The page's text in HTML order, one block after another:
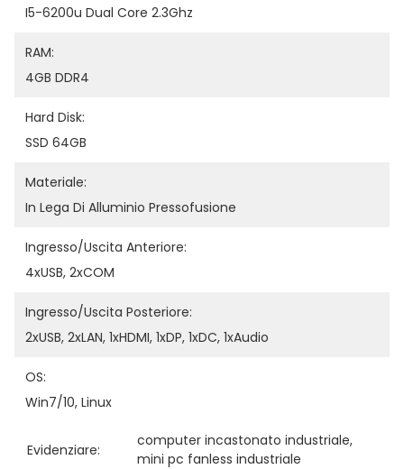
I5-6200u Dual Core 2.3Ghz
RAM:
4GB DDR4
Hard Disk:
SSD 64GB
Materiale:
In Lega Di Alluminio Pressofusione
Ingresso/uscita Anteriore:
4xUSB, 2xCOM
Ingresso/uscita Posteriore:
2xUSB, 2xLAN, 1xHDMI, 1xDP, 1xDC, 1xAudio
OS:
Win7/10, Linux
Evidenziare:
computer incastonato industriale,
mini pc fanless industriale